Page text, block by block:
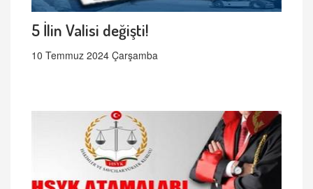
5 İlin Valisi değişti!
10 Temmuz 2024 Çarşamba